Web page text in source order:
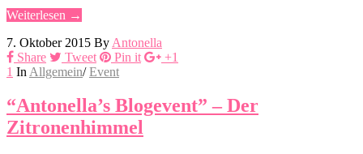
Weiterlesen →
7. Oktober 2015 By Antonella
Share
Tweet Pin it
+1
1 In Allgemein/ Event
“Antonella’s Blogevent” – Der
Zitronenhimmel